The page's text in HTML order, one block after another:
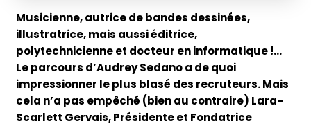
Musicienne, autrice de bandes dessinées,
illustratrice, mais aussi éditrice,
polytechnicienne et docteur en informatique !…
Le parcours d’Audrey Sedano a de quoi
impressionner le plus blasé des recruteurs. Mais
cela n’a pas empêché (bien au contraire) Lara-
Scarlett Gervais, Présidente et Fondatrice